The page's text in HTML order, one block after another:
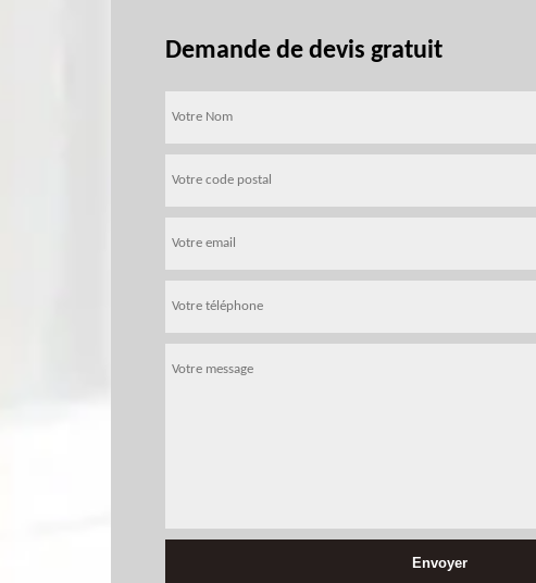
Demande de devis gratuit